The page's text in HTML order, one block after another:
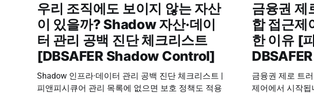
우리 조직에도 보이지 않는 자산
이 있을까? Shadow 자산·데이
터 관리 공백 진단 체크리스트
[DBSAFER Shadow Control]
Shadow 인프라·데이터 관리 공백 진단 체크리스트 |
피앤피시큐어 관리 목록에 없으면 보호 정책도 적용
금융권 제
합 접근제
한 이유 [
금융권 제로 트
제어에서 시작됩니다 피앤피시큐어